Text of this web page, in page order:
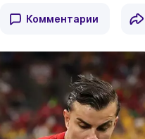
Комментарии